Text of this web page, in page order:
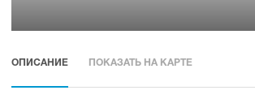
ОПИСАНИЕ ПОКАЗАТЬ НА КАРТЕ